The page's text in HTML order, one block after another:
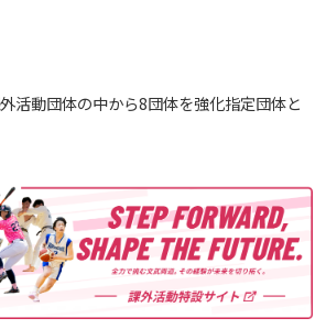
いて
心理学専攻 自己点検・評価報告書
ケート結果
調査結果
お知らせ
ログラム
化について
利用者）
子ジャーナルなど
ス
ーム
民カレッジ）学生募集
域交流カレッジ）学生募集
去の開講コース
ご希望の方（一般の団体様）
ご意見募集
活動団体の中から8団体を強化指定団体と
の無料観覧について（ご案内）
室
て